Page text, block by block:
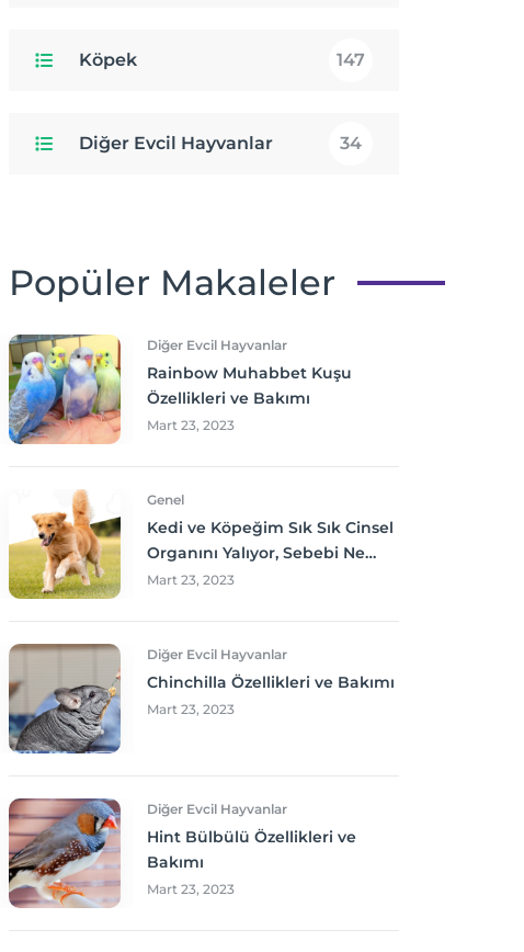
Köpek 147
Diğer Evcil Hayvanlar 34
Popüler Makaleler
Diğer Evcil Hayvanlar
Rainbow Muhabbet Kuşu
Özellikleri ve Bakımı
Mart 23, 2023
Genel
Kedi ve Köpeğim Sık Sık Cinsel
Organını Yalıyor, Sebebi Ne
Olabilir? Neler yapmalıyım?
Mart 23, 2023
Diğer Evcil Hayvanlar
Chinchilla Özellikleri ve Bakımı
Mart 23, 2023
Diğer Evcil Hayvanlar
Hint Bülbülü Özellikleri ve
Bakımı
Mart 23, 2023